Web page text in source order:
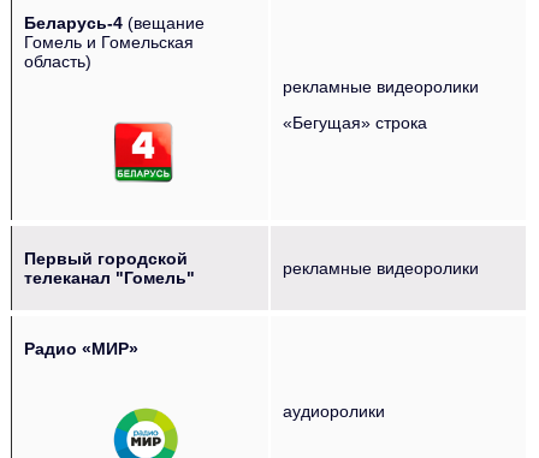
Беларусь-4(вещание
Гомель и Гомельская
область)
рекламные видеоролики
«Бегущая» строка
Первый городской
телеканал "Гомель"
рекламные видеоролики
Радио «МИР»
аудиоролики